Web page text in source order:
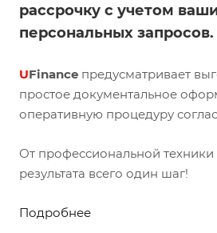
рассрочку с учетом
персональных запросов.
UFinance предусматривает
простое документальное
оперативную процедуру
От профессиональной техники
результата всего один шаг!
Подробнее